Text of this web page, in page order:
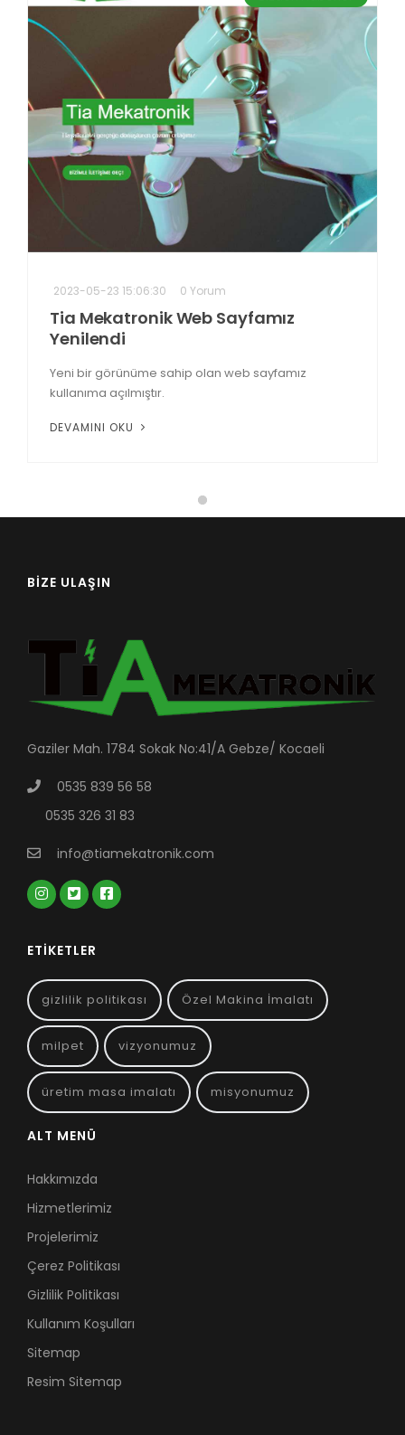
2023-05-23 15:06:30 0 Yorum
Tia Mekatronik Web Sayfamız
Yenilendi
Yeni bir görünüme sahip olan web sayfamız
kullanıma açılmıştır.
DEVAMINI OKU
BIZE ULAŞIN
Gaziler Mah. 1784 Sokak No:41/A Gebze/ Kocaeli
0535 839 56 58
0535 326 31 83
info@tiamekatronik.com
ETIKETLER
gizlilik politikası Özel Makina İmalatı
milpet vizyonumuz
üretim masa imalatı misyonumuz
ALT MENÜ
Hakkımızda
Hizmetlerimiz
Projelerimiz
Çerez Politikası
Gizlilik Politikası
Kullanım Koşulları
Sitemap
Resim Sitemap